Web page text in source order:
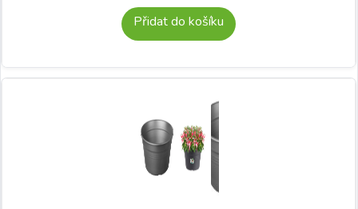
Přidat do košíku